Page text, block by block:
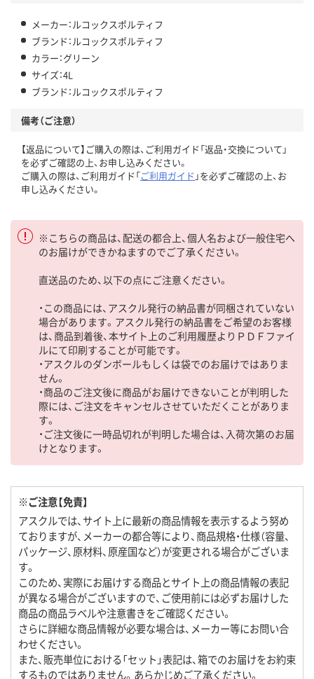
メーカー：ルコックスポルティフ
ブランド：ルコックスポルティフ
カラー：グリーン
サイズ：4L
ブランド：ルコックスポルティフ
備考（ご注意）
【返品について】ご購入の際は、ご利用ガイド「返品・交換について」
を必ずご確認の上、お申し込みください。
ご購入の際は、ご利用ガイド「ご利用ガイド 」を必ずご確認の上、お
申し込みください。
※こちらの商品は、配送の都合上、個人名および一般住宅へ
のお届けができかねますのでご了承ください。
直送品のため、以下の点にご注意ください。
・この商品には、アスクル発行の納品書が同梱されていない
場合があります。アスクル発行の納品書をご希望のお客様
は、商品到着後、本サイト上のご利用履歴よりＰＤＦファイ
ルにて印刷することが可能です。
・アスクルのダンボールもしくは袋でのお届けではありま
せん。
・商品のご注文後に商品がお届けできないことが判明した
際には、ご注文をキャンセルさせていただくことがありま
す。
・ご注文後に一時品切れが判明した場合は、入荷次第のお届
けとなります。
※ご注意【免責】
アスクルでは、サイト上に最新の商品情報を表示するよう努め
ておりますが、メーカーの都合等により、商品規格・仕様（容量、
パッケージ、原材料、原産国など）が変更される場合がございま
す。
このため、実際にお届けする商品とサイト上の商品情報の表記
が異なる場合がございますので、ご使用前には必ずお届けした
商品の商品ラベルや注意書きをご確認ください。
さらに詳細な商品情報が必要な場合は、メーカー等にお問い合
わせください。
また、販売単位における「セット」表記は、箱でのお届けをお約束
するものではありません。あらかじめご了承ください。